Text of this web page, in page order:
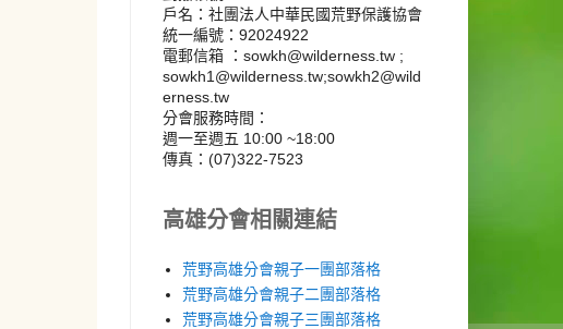
戶名：社團法人中華民國荒野保護協會
統一編號：92024922
電郵信箱 ：sowkh@wilderness.tw ;
sowkh1@wilderness.tw;sowkh2@wild
erness.tw
分會服務時間：
週一至週五 10:00 ~18:00
傳真：(07)322-7523
高雄分會相關連結
荒野高雄分會親子一團部落格
荒野高雄分會親子二團部落格
荒野高雄分會親子三團部落格